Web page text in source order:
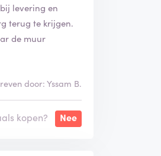
levering en
terug te krijgen.
de muur
door: Yssam B.
kopen? Nee